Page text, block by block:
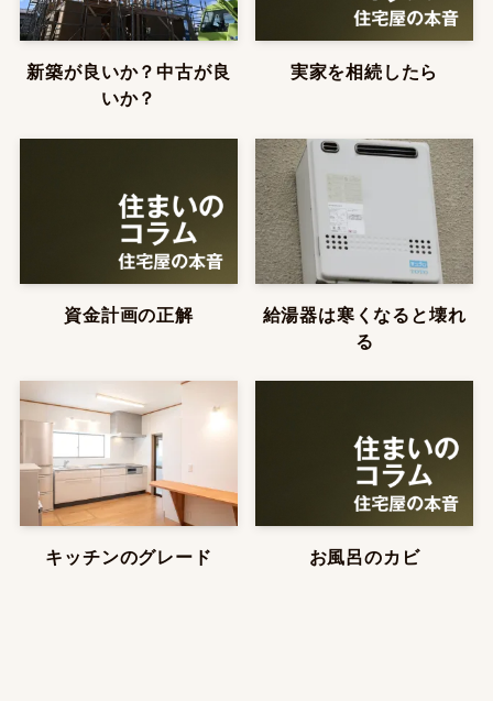
新築が良いか？中古が良
いか？
実家を相続したら
資金計画の正解
給湯器は寒くなると壊れ
る
キッチンのグレード お風呂のカビ